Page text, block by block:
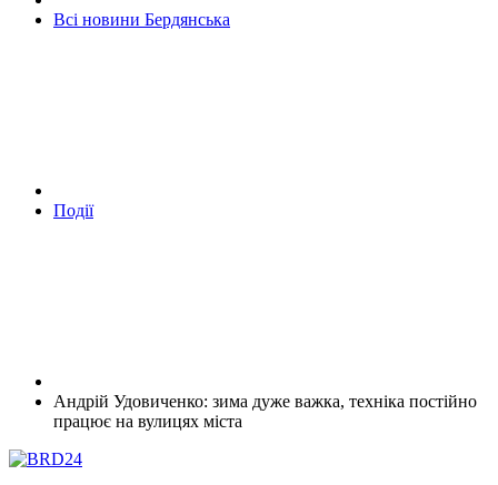
Всі новини Бердянська
Події
Андрій Удовиченко: зима дуже важка, техніка постійно
працює на вулицях міста